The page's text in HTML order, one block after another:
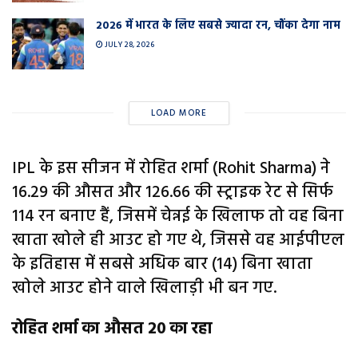
2026 में भारत के लिए सबसे ज्यादा रन, चौंका देगा नाम
JULY 28, 2026
LOAD MORE
IPL के इस सीजन में रोहित शर्मा (Rohit Sharma) ने
16.29 की औसत और 126.66 की स्ट्राइक रेट से सिर्फ
114 रन बनाए हैं, जिसमें चेन्नई के खिलाफ तो वह बिना
खाता खोले ही आउट हो गए थे, जिससे वह आईपीएल
के इतिहास में सबसे अधिक बार (14) बिना खाता
खोले आउट होने वाले खिलाड़ी भी बन गए.
रोहित शर्मा का औसत 20 का रहा